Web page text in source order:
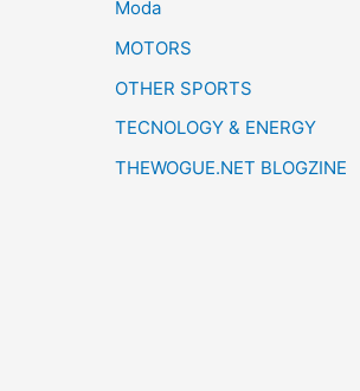
Moda
MOTORS
OTHER SPORTS
TECNOLOGY & ENERGY
THEWOGUE.NET BLOGZINE